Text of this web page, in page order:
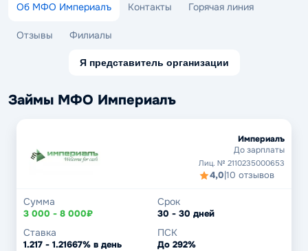
Об МФО Империалъ Контакты Горячая линия
Отзывы Филиалы
Я представитель организации
Займы МФО Империалъ
Империалъ
До зарплаты
Лиц. № 2110235000653
4,0|10 отзывов
Сумма
3 000 - 8 000₽
Срок
30 - 30 дней
Ставка
1.217 - 1.21667% в день
ПСК
До 292%